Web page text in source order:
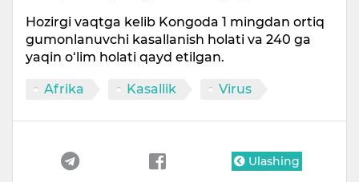
Hozirgi vaqtga kelib Kongoda 1 mingdan ortiq
gumonlanuvchi kasallanish holati va 240 ga
yaqin o‘lim holati qayd etilgan.
Afrika Kasallik Virus
Ulashing